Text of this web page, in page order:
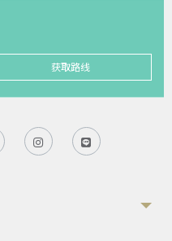
获取路线